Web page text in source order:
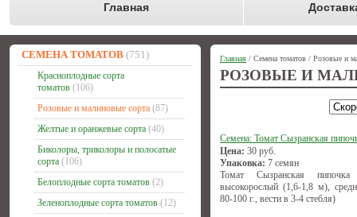
Главная
СЕМЕНА ТОМАТОВ (751)
Красноплодные сорта
томатов (106)
Розовые и малиновые сорта (87)
Желтые и оранжевые сорта (40)
Биколоры, триколоры и полосатые
сорта (106)
Белоплодные сорта томатов (2)
Зеленоплодные сорта томатов (12)
Главная / Семена томатов / Розовые и
РОЗОВЫЕ И
Семена: Томат Сызранская
Цена: 30 руб.
Упаковка: 7 семян
Томат Сызранская пипочка
высокорослый (1,6-1,8 м),
80-100 г., вести в 3-4 стебля)